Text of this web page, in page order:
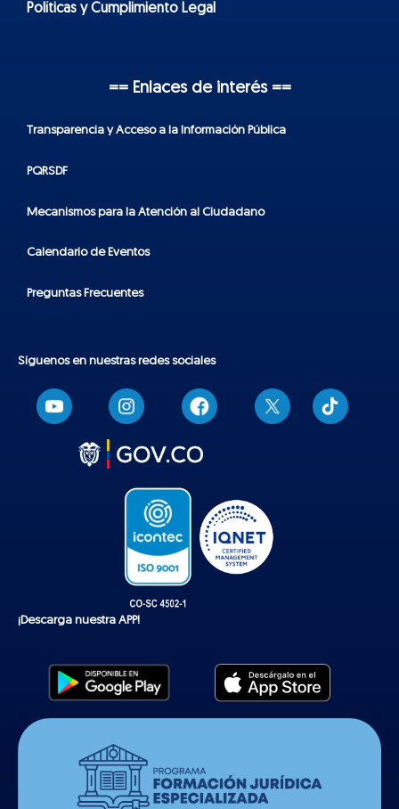
Políticas y Cumplimiento Legal
== Enlaces de interés ==
Transparencia y Acceso a la Información Pública
PQRSDF
Mecanismos para la Atención al Ciudadano
Calendario de Eventos
Preguntas Frecuentes
Síguenos en nuestras redes sociales
T
i
k
¡Descarga nuestra APP!